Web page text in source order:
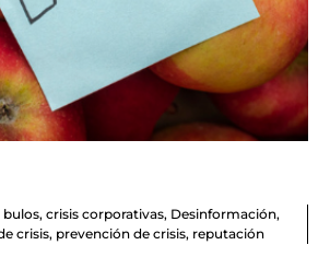
bulos, crisis corporativas, Desinformación,
crisis, prevención de crisis, reputación